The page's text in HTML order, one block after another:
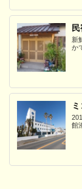
新
か
館